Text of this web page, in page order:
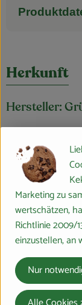
Herkunft
Hersteller:
Popp Feinkost
D 24568
Die Marke
Convenience
Bereich mit
Marketing zu
wertschätzen,
Richtlinie 2009/
einzustellen, an
Nur